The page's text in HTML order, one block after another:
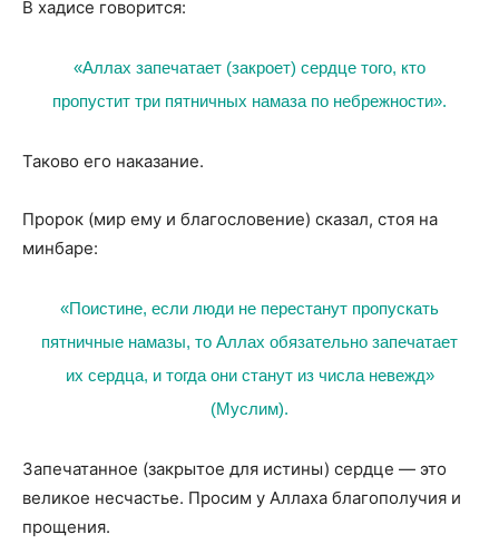
В хадисе говорится:
«Аллах запечатает (закроет) сердце того, кто
пропустит три пятничных намаза по небрежности».
Таково его наказание.
Пророк (мир ему и благословение) сказал, стоя на
минбаре:
«Поистине, если люди не перестанут пропускать
пятничные намазы, то Аллах обязательно запечатает
их сердца, и тогда они станут из числа невежд»
(Муслим).
Запечатанное (закрытое для истины) сердце — это
великое несчастье. Просим у Аллаха благополучия и
прощения.